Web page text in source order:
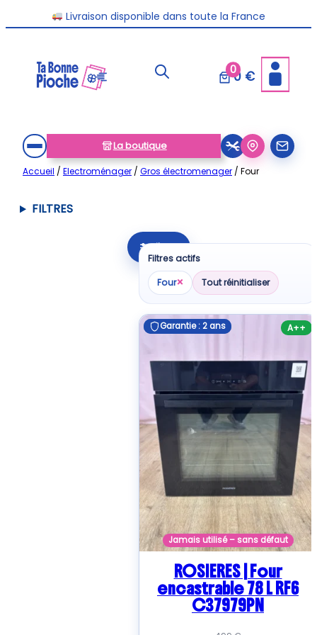
au
Livraison disponible dans toute la France
00 €
La boutique
Accueil / Electroménager / Gros électromenager / Four
FILTRES
Filtrer
Filtres actifs
Four× Tout réinitialiser
A++
Garantie : 2 ans
Jamais utilisé – sans défaut
Garantie : 2 ans
ROSIERES | Four
encastrable 78 L RF6
C37979PN